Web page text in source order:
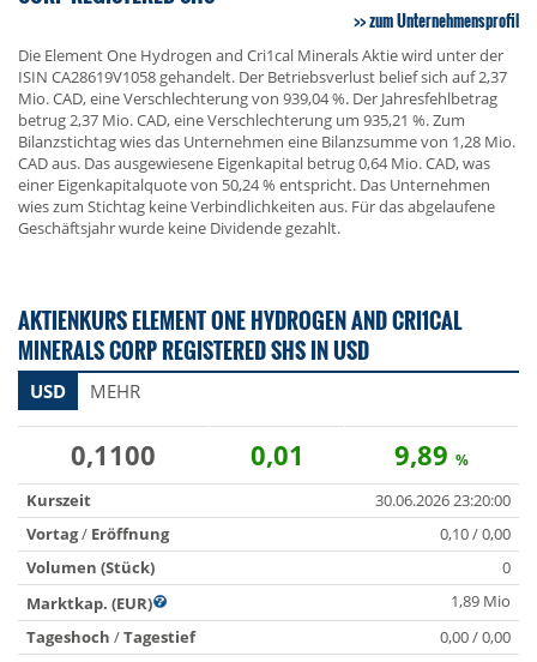
zum Unternehmensprofil
Die Element One Hydrogen and Cri1cal Minerals Aktie wird unter der
ISIN CA28619V1058 gehandelt. Der Betriebsverlust belief sich auf 2,37
Mio. CAD, eine Verschlechterung von 939,04 %. Der Jahresfehlbetrag
betrug 2,37 Mio. CAD, eine Verschlechterung um 935,21 %. Zum
Bilanzstichtag wies das Unternehmen eine Bilanzsumme von 1,28 Mio.
CAD aus. Das ausgewiesene Eigenkapital betrug 0,64 Mio. CAD, was
einer Eigenkapitalquote von 50,24 % entspricht. Das Unternehmen
wies zum Stichtag keine Verbindlichkeiten aus. Für das abgelaufene
Geschäftsjahr wurde keine Dividende gezahlt.
AKTIENKURS ELEMENT ONE HYDROGEN AND CRI1CAL
MINERALS CORP REGISTERED SHS IN USD
USD MEHR
0,1100 0,01 9,89 %
Kurszeit
30.06.2026 23:20:00
Vortag/ Eröffnung
0,10 / 0,00
Volumen (Stück)
0
Marktkap. (EUR)
1,89 Mio
Tageshoch /Tagestief
0,00 / 0,00